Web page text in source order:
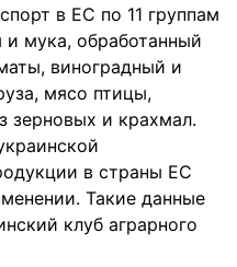
в ЕС по 11 группам
мука, обработанный
виноградный и
мясо птицы,
зерновых и крахмал.
в страны ЕС
Такие данные
клуб аграрного